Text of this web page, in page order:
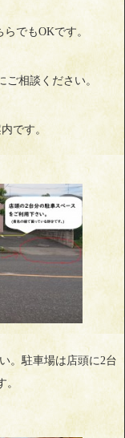
でもOKです。
相談ください。
です。
。駐車場は店頭に2台